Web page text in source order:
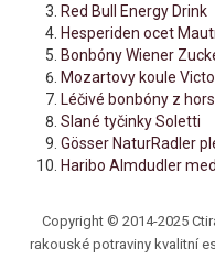
Red Bull Energy Drink
Hesperiden ocet
Bonbóny Wiener
Mozartovy koule
Léčivé bonbóny z
Slané tyčinky Soletti
Gösser NaturRadler
Haribo Almdudler
Copyright © 2014-2025
rakouské potraviny kvalitní